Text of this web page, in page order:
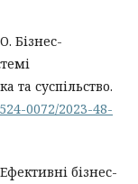
Бізнес-
та суспільство.
0072/2023-48-
бізнес-